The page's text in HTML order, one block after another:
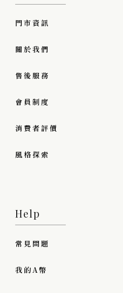
門市資訊
關於我們
售後服務
會員制度
消費者評價
風格探索
Help
常見問題
我的A幣